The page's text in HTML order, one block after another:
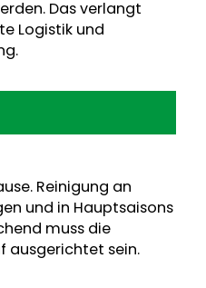
Das verlangt
Logistik und
Reinigung an
und in Hauptsaisons
muss die
ausgerichtet sein.